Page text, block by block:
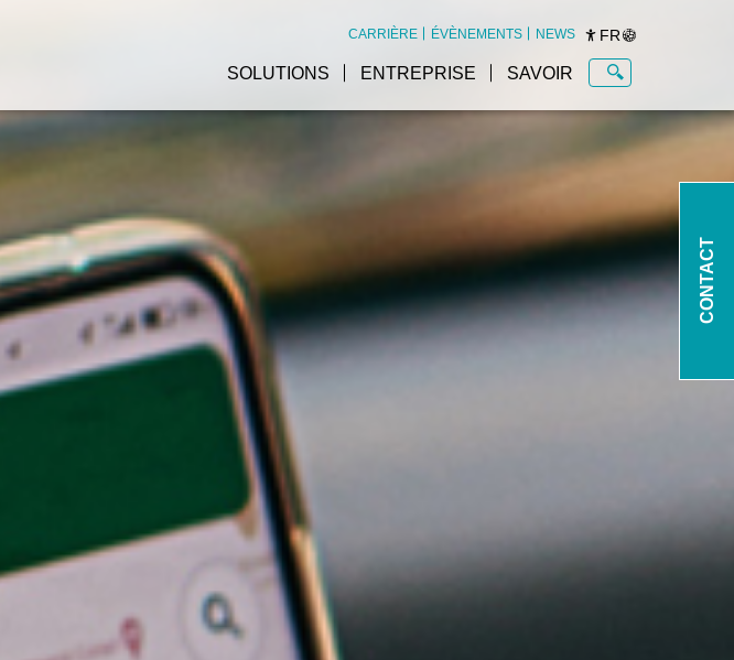
CARRIÈRE ÉVÈNEMENTS NEWS FR
SOLUTIONS
Supply Chain
Logiciels de gestion
d’entrepôt
Logiciels de gestion de
transport (TMS)
gestion de transport (TMS)
KiSoft Analytics
KiSoft Driver - Last Mile
Delivery App
Plateformes pour logiciels
ENTREPRISE SAVOIR
CONTACT